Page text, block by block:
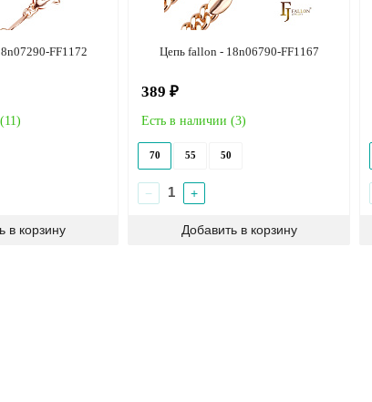
FF1172
11)
Цепь fallon - 18n06790-FF1167
389 ₽
Есть в наличии (3)
70 55 50
− +